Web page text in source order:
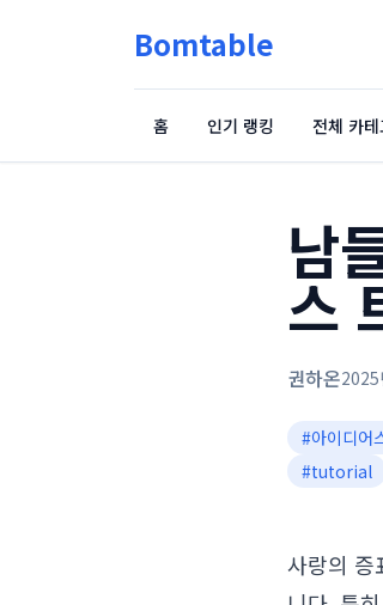
Bomtable
홈 인기 랭킹 전체 카테
남
스
권하온2025
#아이디어
#tutorial
사랑의 증